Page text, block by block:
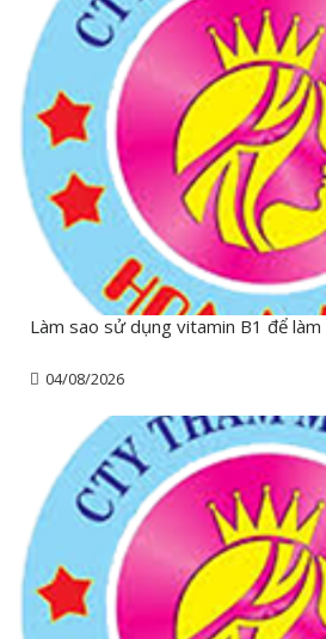
Làm sao sử dụng vitamin B1 để làm
04/08/2026